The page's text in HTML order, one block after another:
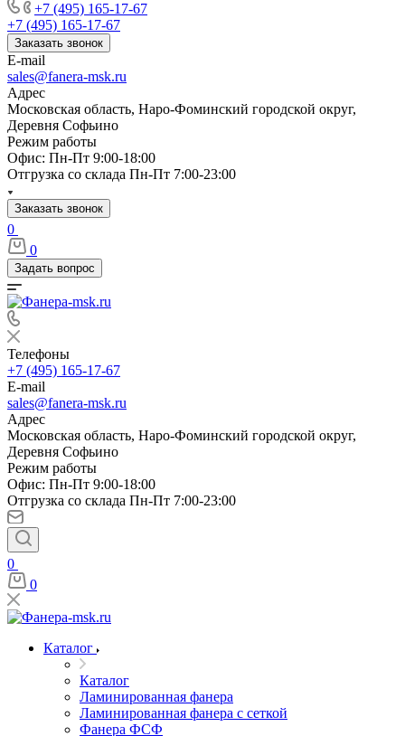
+7 (495) 165-17-67
+7 (495) 165-17-67
Заказать звонок
E-mail
sales@fanera-msk.ru
Адрес
Московская область, Наро-Фоминский городской округ,
Деревня Софьино
Режим работы
Офис: Пн-Пт 9:00-18:00
Отгрузка со склада Пн-Пт 7:00-23:00
Заказать звонок
0
0
Задать вопрос
Телефоны
+7 (495) 165-17-67
E-mail
sales@fanera-msk.ru
Адрес
Московская область, Наро-Фоминский городской округ,
Деревня Софьино
Режим работы
Офис: Пн-Пт 9:00-18:00
Отгрузка со склада Пн-Пт 7:00-23:00
0
0
Каталог
Каталог
Ламинированная фанера
Ламинированная фанера с сеткой
Фанера ФСФ